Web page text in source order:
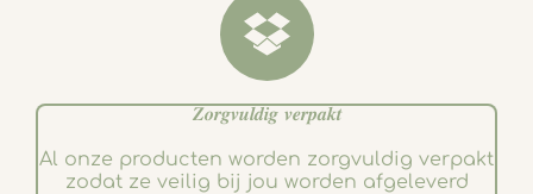
𝒁𝒐𝒓𝒈𝒗𝒖𝒍𝒅𝒊𝒈 𝒗𝒆𝒓𝒑𝒂𝒌𝒕
Al onze producten worden zorgvuldig verpakt
zodat ze veilig bij jou worden afgeleverd